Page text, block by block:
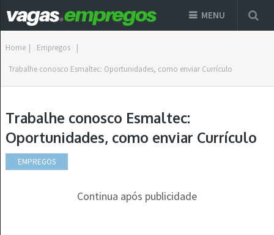
MENU
Home | Empregos |
Trabalhe conosco Esmaltec: Oportunidades, como enviar Currículo
Trabalhe conosco Esmaltec:
Oportunidades, como enviar Currículo
EMPREGOS
Continua após publicidade